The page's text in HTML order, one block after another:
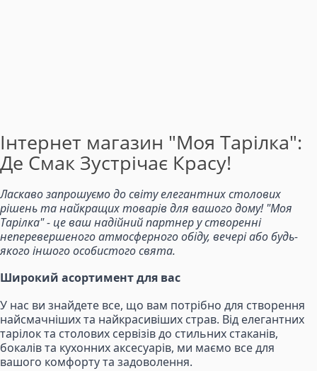
Інтернет магазин "Моя Тарілка":
Де Смак Зустрічає Красу!
Ласкаво запрошуємо до світу елегантних столових
рішень та найкращих товарів для вашого дому! "Моя
Тарілка" - це ваш надійний партнер у створенні
неперевершеного атмосферного обіду, вечері або будь-
якого іншого особистого свята.
Широкий асортимент для вас
У нас ви знайдете все, що вам потрібно для створення
найсмачніших та найкрасивіших страв. Від елегантних
тарілок та столових сервізів до стильних стаканів,
бокалів та кухонних аксесуарів, ми маємо все для
вашого комфорту та задоволення.